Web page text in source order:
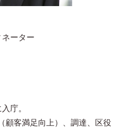
ーター
庁。
顧客満足向上）、調達、区役